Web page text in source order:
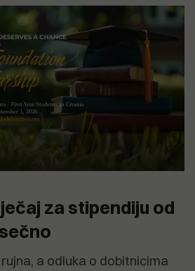
za stipendiju od
a odluka o dobitnicima